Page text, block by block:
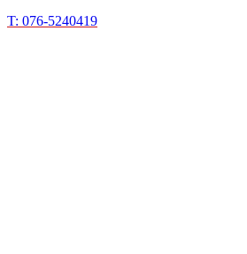
T: 076-5240419